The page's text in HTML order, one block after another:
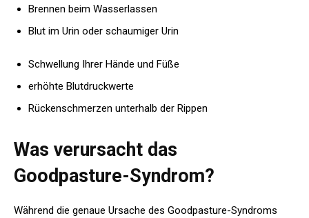
Brennen beim Wasserlassen
Blut im Urin oder schaumiger Urin
Schwellung Ihrer Hände und Füße
erhöhte Blutdruckwerte
Rückenschmerzen unterhalb der Rippen
Was verursacht das
Goodpasture-Syndrom?
Während die genaue Ursache des Goodpasture-Syndroms